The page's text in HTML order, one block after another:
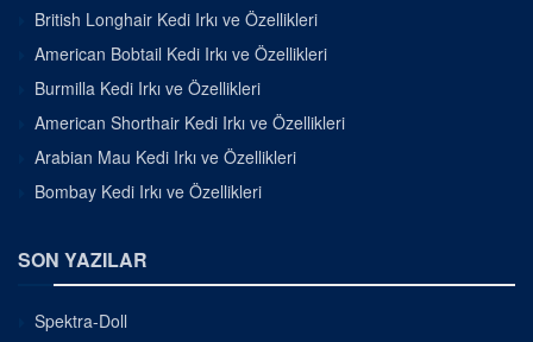
British Longhair Kedi Irkı ve Özellikleri
American Bobtail Kedi Irkı ve Özellikleri
Burmilla Kedi Irkı ve Özellikleri
American Shorthair Kedi Irkı ve Özellikleri
Arabian Mau Kedi Irkı ve Özellikleri
Bombay Kedi Irkı ve Özellikleri
SON YAZILAR
Spektra-Doll